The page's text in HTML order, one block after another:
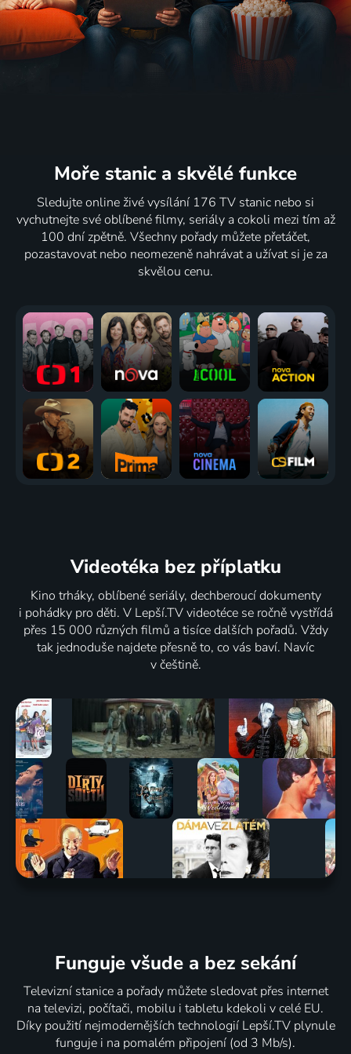
Moře stanic a skvělé funkce
Sledujte online živé vysílání 176 TV stanic nebo si
vychutnejte své oblíbené filmy, seriály a cokoli mezi tím až
100 dní zpětně. Všechny pořady můžete přetáčet,
pozastavovat nebo neomezeně nahrávat a užívat si je za
skvělou cenu.
Videotéka bez příplatku
Kino trháky, oblíbené seriály, dechberoucí dokumenty
i pohádky pro děti. V Lepší.TV videotéce se ročně vystřídá
přes 15 000 různých filmů a tisíce dalších pořadů. Vždy
tak jednoduše najdete přesně to, co vás baví. Navíc
v češtině.
Funguje všude a bez sekání
Televizní stanice a pořady můžete sledovat přes internet
na televizi, počítači, mobilu i tabletu kdekoli v celé EU.
Díky použití nejmodernějších technologií Lepší.TV plynule
funguje i na pomalém připojení (od 3 Mb/s).